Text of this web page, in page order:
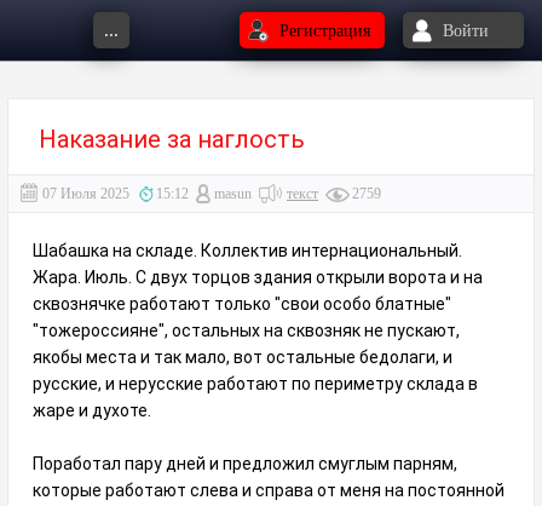
... Регистрация Войти
Наказание за наглость
07 Июля 2025 15:12 masun текст 2759
Шабашка на складе. Коллектив интернациональный.
Жара. Июль. С двух торцов здания открыли ворота и на
сквознячке работают только "свои особо блатные"
"тожероссияне", остальных на сквозняк не пускают,
якобы места и так мало, вот остальные бедолаги, и
русские, и нерусские работают по периметру склада в
жаре и духоте.
Поработал пару дней и предложил смуглым парням,
которые работают слева и справа от меня на постоянной